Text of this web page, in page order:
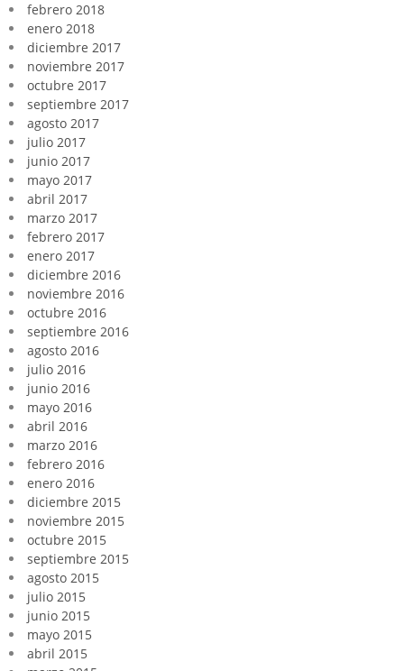
febrero 2018
enero 2018
diciembre 2017
noviembre 2017
octubre 2017
septiembre 2017
agosto 2017
julio 2017
junio 2017
mayo 2017
abril 2017
marzo 2017
febrero 2017
enero 2017
diciembre 2016
noviembre 2016
octubre 2016
septiembre 2016
agosto 2016
julio 2016
junio 2016
mayo 2016
abril 2016
marzo 2016
febrero 2016
enero 2016
diciembre 2015
noviembre 2015
octubre 2015
septiembre 2015
agosto 2015
julio 2015
junio 2015
mayo 2015
abril 2015